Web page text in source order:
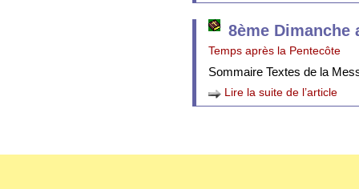
8ème Dimanche
Temps après la Pentecôte
Sommaire Textes de la
Lire la suite de l’article